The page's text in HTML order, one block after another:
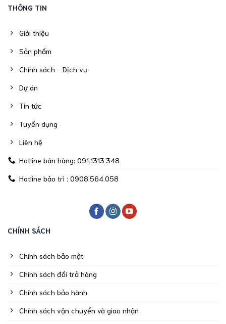
THÔNG TIN
Giới thiệu
Sản phẩm
Chính sách - Dịch vụ
Dự án
Tin tức
Tuyển dụng
Liên hệ
Hotline bán hàng: 091.1313.348
Hotline bảo trì : 0908.564.058
CHÍNH SÁCH
Chính sách bảo mật
Chính sách đổi trả hàng
Chính sách bảo hành
Chính sách vận chuyển và giao nhận